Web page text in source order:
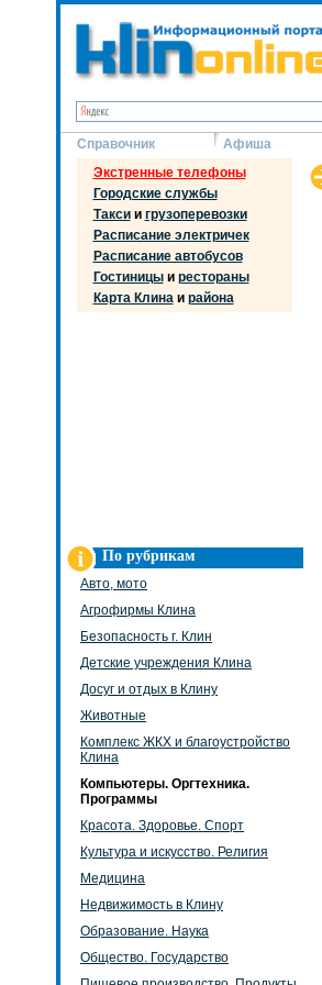
Справочник Афиша
Экстренные телефоны
Городские службы
Таксии грузоперевозки
Расписание электричек
Расписание автобусов
Гостиницыи рестораны
Карта Клинаи района
По рубрикам
Авто, мото
Агрофирмы Клина
Безопасность г. Клин
Детские учреждения Клина
Досуг и отдых в Клину
Животные
Комплекс ЖКХ и благоустройство
Клина
Компьютеры. Оргтехника.
Программы
Красота. Здоровье. Спорт
Культура и искусство. Религия
Медицина
Недвижимость в Клину
Образование. Наука
Общество. Государство